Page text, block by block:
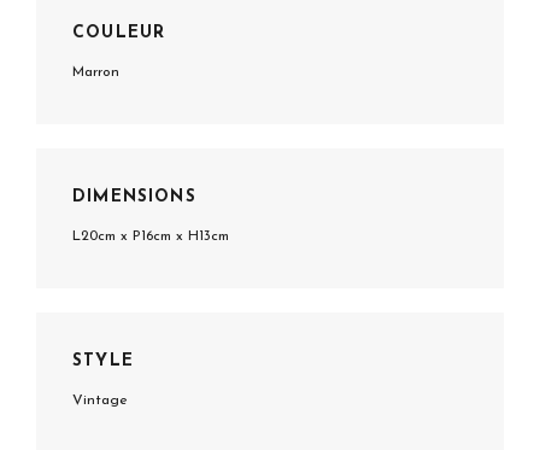
COULEUR
Marron
DIMENSIONS
L20cm x P16cm x H13cm
STYLE
Vintage